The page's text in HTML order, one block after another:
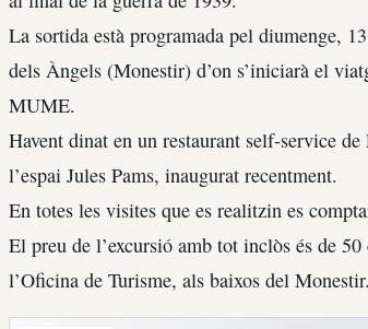
La sortida està programada pel diumenge,
dels Àngels (Monestir) d’on s’iniciarà el
MUME.
Havent dinat en un restaurant self-service
l’espai Jules Pams, inaugurat recentment.
En totes les visites que es realitzin es
El preu de l’excursió amb tot inclòs és de
l’Oficina de Turisme, als baixos del